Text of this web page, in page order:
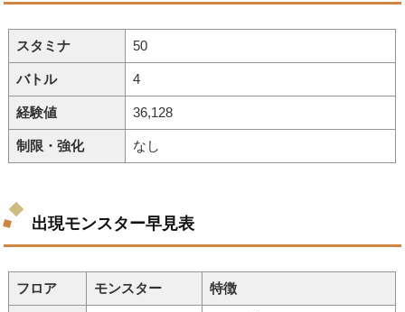
スタミナ 50
バトル 4
経験値 36,128
制限・強化 なし
出現モンスター早見表
フロア モンスター 特徴